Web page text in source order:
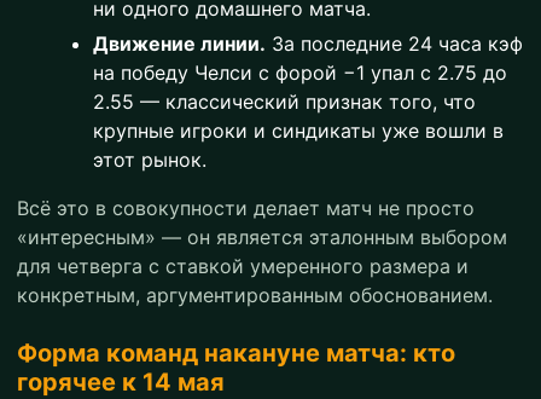
ни одного домашнего матча.
Движение линии. За последние 24 часа кэф
на победу Челси с форой −1 упал с 2.75 до
2.55 — классический признак того, что
крупные игроки и синдикаты уже вошли в
этот рынок.
Всё это в совокупности делает матч не просто
«интересным» — он является эталонным выбором
для четверга с ставкой умеренного размера и
конкретным, аргументированным обоснованием.
Форма команд накануне матча: кто
горячее к 14 мая